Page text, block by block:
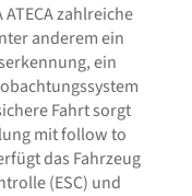
zahlreiche
anderem ein
ein
Fahrt sorgt
mit follow to
das Fahrzeug
(ESC) und